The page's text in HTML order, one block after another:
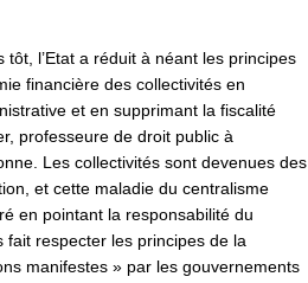
l’Etat a réduit à néant les principes
financière des collectivités en
et en supprimant la fiscalité
professeure de droit public à
Les collectivités sont devenues des
et cette maladie du centralisme
en pointant la responsabilité du
fait respecter les principes de la
manifestes » par les gouvernements